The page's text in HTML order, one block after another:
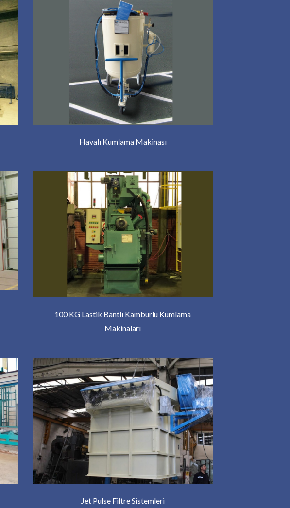
Havalı Kumlama Makinası
100 KG Lastik Bantlı Kamburlu Kumlama
Makinaları
Jet Pulse Filtre Sistemleri